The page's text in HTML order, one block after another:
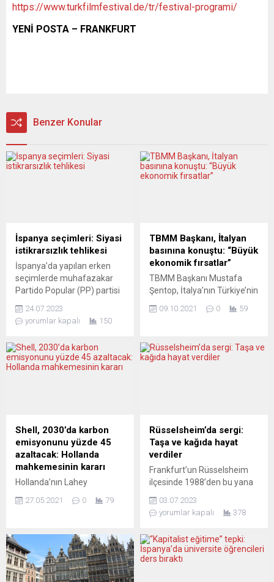
https://www.turkfilmfestival.de/tr/festival-programi/
YENİ POSTA – FRANKFURT
Benzer Konular
İspanya seçimleri: Siyasi
istikrarsızlık tehlikesi
İspanya’da yapılan erken
seçimlerde muhafazakar
Partido Popular (PP) partisi
oyların sayılmasının
ardından parti, 350
milletvekili sayısını 89’dan
136’ya yükseltti. Başbakan
Sumar da 31 milletvekili
çıkardı. Ancak, hiçbir parti
mutlak çoğunluğa sahip...
24.07.2023
yorumlar kapalı
150
TBMM Başkanı, İtalyan
basınına konuştu: “Büyük
ekonomik fırsatlar”
TBMM Başkanı Mustafa
Şentop, İtalya’nın Türkiye’nin
Türkiye-AB ilişkilerinin
memnuniyet duyduklarını, iki
ülkenin önünde büyük
ve Nova’ya ayrı ayrı röportaj
vererek, uluslararası
gündemdeki konuları
ilişkilerinde geçen nisanda
Başbakan Mario
Draghi’nin,...
09.10.2021 0 59
Shell, 2030’da karbon
emisyonunu yüzde 45
azaltacak: Hollanda
mahkemesinin kararı
Hollanda’nın Lahey
mahkemesi, petrol şirketi
yılındakinden yüzde 45 daha
az olması gerektiğine
hükmetti. Lahey Bölge
Mahkemesi, Amsterdam
27.05.2021 0 79
Rüsselsheim’da sergi:
Taşa ve kağıda hayat
verdiler
Frankfurt’un Rüsselsheim
ilçesinde 1988’den bu yana
sürdüren Friedenshaus
(Barışevi) yeni bir sergiye ev
resim ve taş boyama
kurslarında üretilen
03.07.2023
yorumlar kapalı
378